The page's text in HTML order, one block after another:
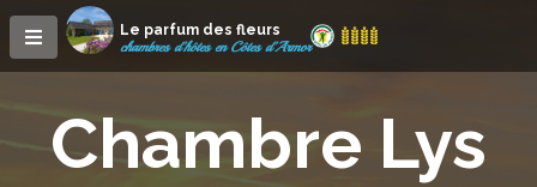
Le parfum des fleurs
chambres d'hôtes en Côtes d'Armor
Chambre Lys